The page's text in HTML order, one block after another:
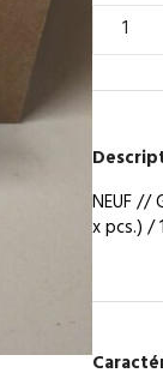
Quantité
pour
Paumelle,
Nickelé
Satiné
&
NEUF //
x pcs.) /